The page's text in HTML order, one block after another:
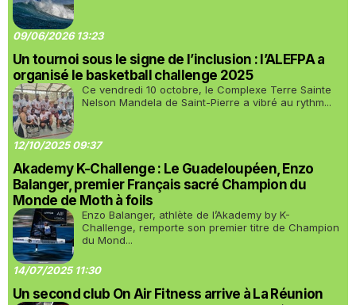
09/06/2026 13:23
Un tournoi sous le signe de l’inclusion : l’ALEFPA a
organisé le basketball challenge 2025
Ce vendredi 10 octobre, le Complexe Terre Sainte
Nelson Mandela de Saint-Pierre a vibré au rythm...
12/10/2025 09:37
Akademy K-Challenge : Le Guadeloupéen, Enzo
Balanger, premier Français sacré Champion du
Monde de Moth à foils
Enzo Balanger, athlète de l’Akademy by K-
Challenge, remporte son premier titre de Champion
du Mond...
14/07/2025 11:30
Un second club On Air Fitness arrive à La Réunion